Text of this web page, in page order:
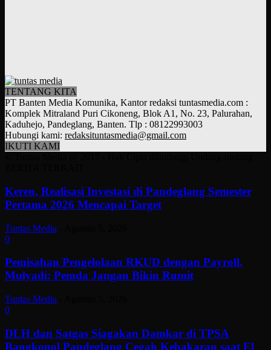
TENTANG KITA
PT Banten Media Komunika, Kantor redaksi tuntasmedia.com :
Komplek Mitraland Puri Cikoneng, Blok A1, No. 23, Palurahan,
Kaduhejo, Pandeglang, Banten. Tlp : 08122993003
Hubungi kami: redaksituntasmedia@gmail.com
IKUTI KAMI
Keren, Realisasi Investasi di Pandeglang Semester
Pertama 2026 Mencapai Target
Tuntas Media
0
Pemisahan Pengelolaan RKUD dengan Payroll.
Mulyadi: Pemda Jangan Bikin Rumit
Tuntas Media
0
DLH dan Satgas Siagakan Damkar di TPSA
Bangkonol Pandeglang Cegah Kebakaran saat El